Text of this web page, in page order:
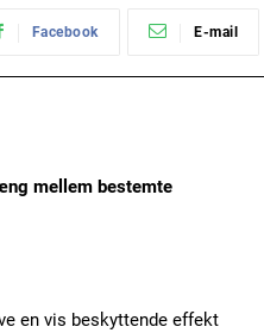
Facebook E-mail
mellem bestemte
en vis beskyttende effekt